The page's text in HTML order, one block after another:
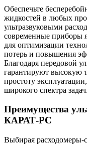
Обеспечьте
жидкостей в любых
ультразвуковыми
современные приборы
для оптимизации
потерь и повышения
Благодаря передовой
гарантируют высокую
простоту
широкого спектра задач.
Преимущества
КАРАТ-РС
Выбирая